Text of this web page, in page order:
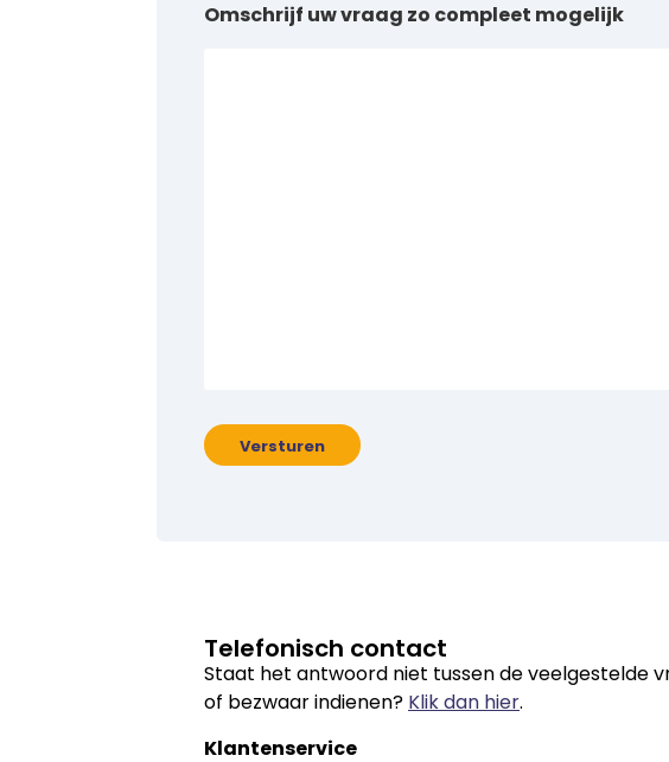
Omschrijf uw vraag zo compleet mogelijk
Versturen
Telefonisch contact
Staat het antwoord niet tussen de veelgestelde
of bezwaar indienen? Klik dan hier.
Klantenservice